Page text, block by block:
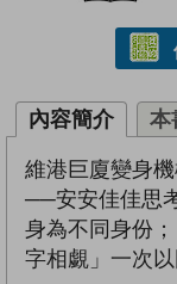
內容簡介 本
維港巨廈變身
──安安佳佳思
身為不同身份
字相覷」一次